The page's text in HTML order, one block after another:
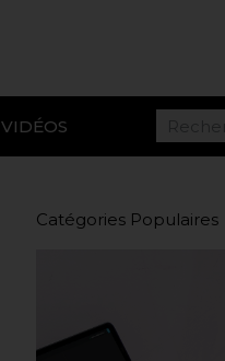
VIDÉOS
Catégories Populaires